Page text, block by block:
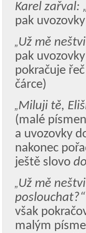
Karel zařval:
pak
„Už mě
pak
pokračuje
čárce)
„Miluji tě,
(malé
a uvozovky
nakonec
ještě slovo
„Už mě
poslouchat?“
však
malým